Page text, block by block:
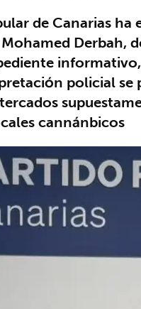
de Canarias
Derbah,
policial
cannánbicos